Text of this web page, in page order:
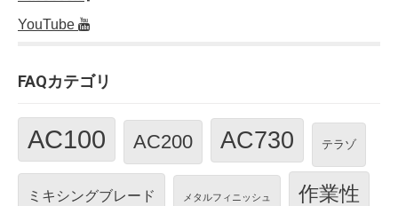
YouTube
FAQカテゴリ
AC100 AC200 AC730 テラゾ
ミキシングブレード メタルフィニッシュ 作業性